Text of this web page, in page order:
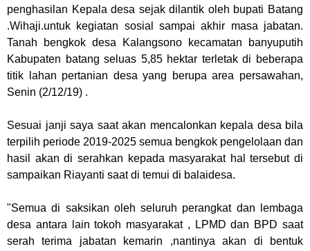
penghasilan Kepala desa sejak dilantik oleh bupati Batang
.Wihaji.untuk kegiatan sosial sampai akhir masa jabatan.
Tanah bengkok desa Kalangsono kecamatan banyuputih
Kabupaten batang seluas 5,85 hektar terletak di beberapa
titik lahan pertanian desa yang berupa area persawahan,
Senin (2/12/19) .
Sesuai janji saya saat akan mencalonkan kepala desa bila
terpilih periode 2019-2025 semua bengkok pengelolaan dan
hasil akan di serahkan kepada masyarakat hal tersebut di
sampaikan Riayanti saat di temui di balaidesa.
"Semua di saksikan oleh seluruh perangkat dan lembaga
desa antara lain tokoh masyarakat , LPMD dan BPD saat
serah terima jabatan kemarin ,nantinya akan di bentuk